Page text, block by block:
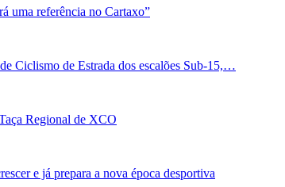
uma referência no Cartaxo”
Ciclismo de Estrada dos escalões Sub-15,…
Regional de XCO
e já prepara a nova época desportiva